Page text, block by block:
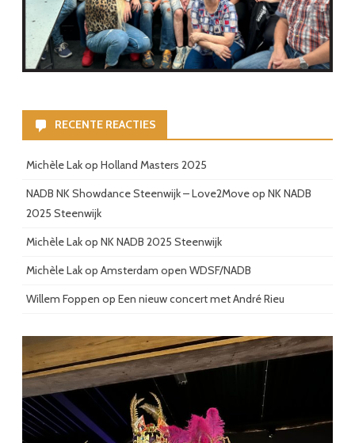
RECENTE REACTIES
Michèle Lakop Holland Masters 2025
NADB NK Showdance Steenwijk – Love2Moveop NK NADB
2025 Steenwijk
Michèle Lakop NK NADB 2025 Steenwijk
Michèle Lakop Amsterdam open WDSF/NADB
Willem Foppen op Een nieuw concert met André Rieu